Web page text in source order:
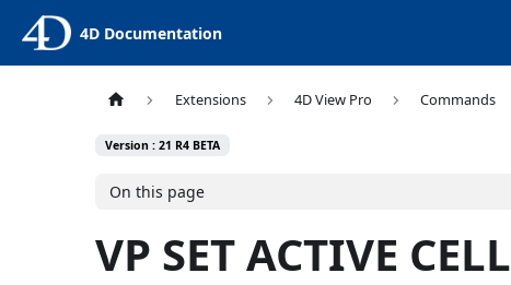
4D Documentation
Extensions 4D View Pro Commands
Version : 21 R4 BETA
On this page
VP SET ACTIVE CELL